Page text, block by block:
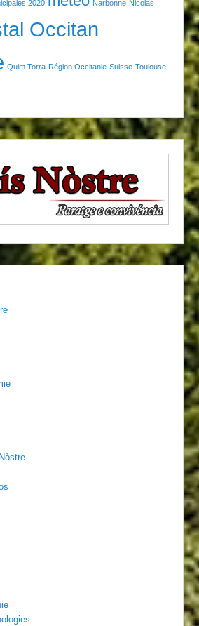
2020 Narbonne Nicolas
Occitan
Quim Torra Région Occitanie Suisse Toulouse